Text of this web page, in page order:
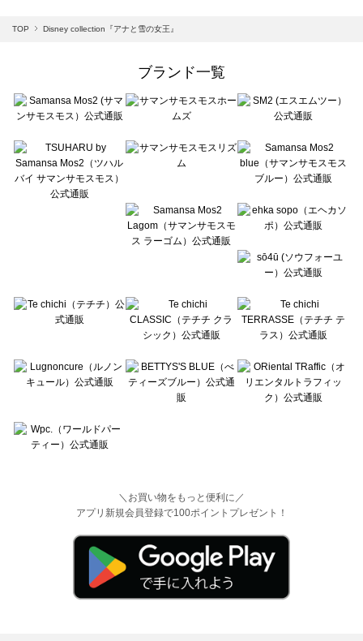
Samansa Mos2 blue（サマンサモスモス ブルー）の一覧
Te chichi（テチチ）の一覧
Te chichi CLASSIC（テチチ クラシック）の一覧
Lugnoncure（ルノンキュール）の一覧
BETTY'S BLUE（べティーズブルー）の一覧
Wpc.（ワールドパーティー）の一覧
TOP Disney collection『アナと雪の女王』
ブランド一覧
＼お買い物をもっと便利に／
アプリ新規会員登録で100ポイントプレゼント！